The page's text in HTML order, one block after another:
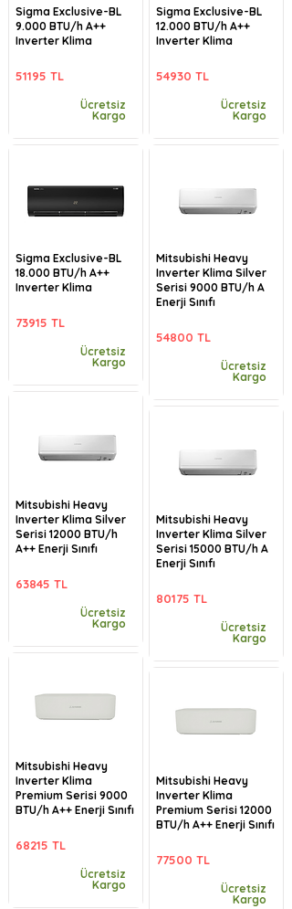
Sigma Exclusive-BL
9.000 BTU/h A++
Inverter Klima
51195 TL
Ücretsiz
Kargo
Sigma Exclusive-BL
18.000 BTU/h A++
Inverter Klima
73915 TL
Ücretsiz
Kargo
Mitsubishi Heavy
Inverter Klima Silver
Serisi 12000 BTU/h
A++ Enerji Sınıfı
63845 TL
Ücretsiz
Kargo
Mitsubishi Heavy
Inverter Klima
Premium Serisi 9000
BTU/h A++ Enerji Sınıfı
68215 TL
Ücretsiz
Kargo
Sigma Exclusive-BL
12.000 BTU/h A++
Inverter Klima
54930 TL
Ücretsiz
Kargo
Mitsubishi Heavy
Inverter Klima Silver
Serisi 9000 BTU/h A
Enerji Sınıfı
54800 TL
Ücretsiz
Kargo
Mitsubishi Heavy
Inverter Klima Silver
Serisi 15000 BTU/h A
Enerji Sınıfı
80175 TL
Ücretsiz
Kargo
Mitsubishi Heavy
Inverter Klima
Premium Serisi 12000
BTU/h A++ Enerji Sınıfı
77500 TL
Ücretsiz
Kargo